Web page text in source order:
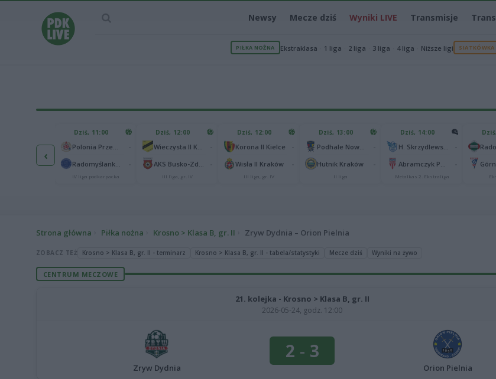
Newsy Mecze dziś Wyniki LIVE Transmisje
PIŁKA NOŻNA Ekstraklasa 1 liga 2 liga 3 liga 4 liga Niższe ligi SIATKÓWKA
‹
Polonia Warszawa 1
Chorzów 1
Dziś, 11:00
IV liga podkarpacka
Dziś, 12:00
III liga, gr. IV
Dziś, 12:00
Korona II Kielce
Wisła II Kraków
III liga, gr. IV
Dziś, 13:00
Hutnik Kraków
II liga
Dziś, 14:00
Metalkas 2. Ekstraliga
Strona główna Piłka nożna Krosno > Klasa B, gr. II Zryw Dydnia – Orion Pielnia
ZOBACZ TEŻ Krosno > Klasa B, gr. II - terminarz Krosno > Klasa B, gr. II - tabela/statystyki Mecze dziś Wyniki na żywo
CENTRUM MECZOWE
21. kolejka - Krosno > Klasa B, gr. II
2026-05-24, godz. 12:00
Zryw Dydnia
2 - 3
Orion Pielnia